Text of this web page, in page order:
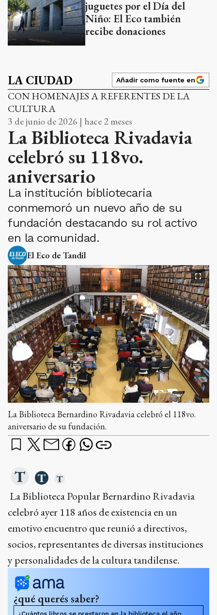
juguetes por el Día del
Niño: El Eco también
recibe donaciones
LA CIUDAD Añadir como fuente en
CON HOMENAJES A REFERENTES DE LA
CULTURA
3 de junio de 2026 | hace 2 meses
La Biblioteca Rivadavia
celebró su 118vo.
aniversario
La institución bibliotecaria
conmemoró un nuevo año de su
fundación destacando su rol activo
en la comunidad.
El Eco de Tandil
La Biblioteca Bernardino Rivadavia celebró el 118vo.
aniversario de su fundación.
La Biblioteca Popular Bernardino Rivadavia
celebró ayer 118 años de existencia en un
emotivo encuentro que reunió a directivos,
socios, representantes de diversas instituciones
y personalidades de la cultura tandilense.
¿qué querés saber?